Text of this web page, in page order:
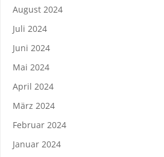
August 2024
Juli 2024
Juni 2024
Mai 2024
April 2024
März 2024
Februar 2024
Januar 2024